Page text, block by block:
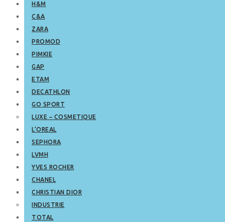
H&M
C&A
ZARA
PROMOD
PIMKIE
GAP
ETAM
DECATHLON
GO SPORT
LUXE – COSMETIQUE
L’OREAL
SEPHORA
LVMH
YVES ROCHER
CHANEL
CHRISTIAN DIOR
INDUSTRIE
TOTAL